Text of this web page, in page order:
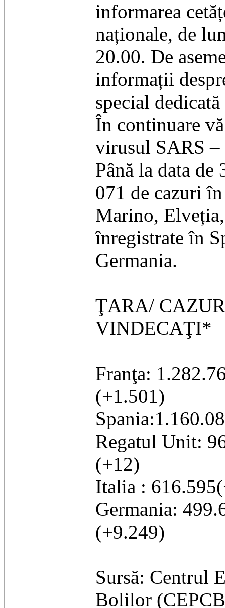
informarea
naționale, de
20.00. De
informații
special
În continuare
virusul SARS
Până la data
071 de cazuri
Marino,
înregistrate în
Germania.
ŢARA/
VINDECAŢI*
Franţa:
(+1.501)
Regatul Unit:
(+12)
Italia :
Germania:
(+9.249)
Sursă: Centrul
Bolilor